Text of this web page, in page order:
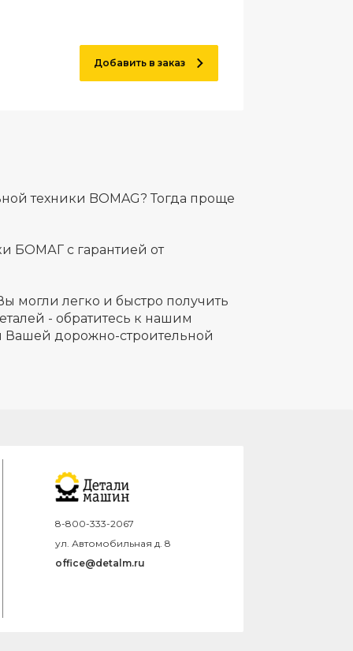
Добавить в заказ
техники BOMAG? Тогда проще
БОМАГ с гарантией от
могли легко и быстро получить
- обратитесь к нашим
Вашей дорожно-строительной
8-800-333-2067
ул. Автомобильная д. 8
office@detalm.ru